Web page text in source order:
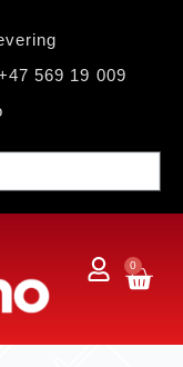
569 19 009
0